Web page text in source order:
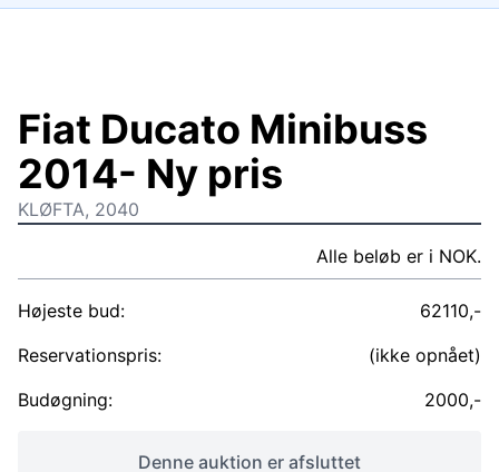
1/16
Fiat Ducato Minibuss
2014- Ny pris
KLØFTA, 2040
Alle beløb er i NOK.
Højeste bud:
62110,-
Reservationspris:
(ikke opnået)
Budøgning:
2000,-
Denne auktion er afsluttet